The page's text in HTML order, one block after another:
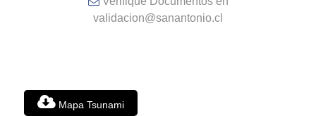
validacion@sanantonio.cl
Mapa Tsunami